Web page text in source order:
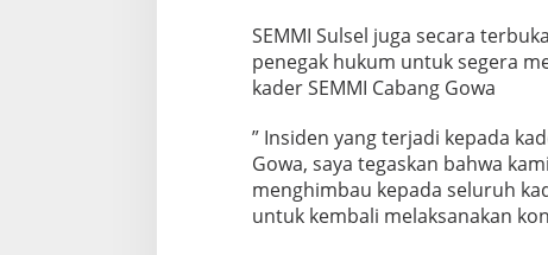
SEMMI Sulsel juga secara
penegak hukum untuk segera
kader SEMMI Cabang Gowa
” Insiden yang terjadi kepada
Gowa, saya tegaskan bahwa
menghimbau kepada seluruh
untuk kembali melaksanakan